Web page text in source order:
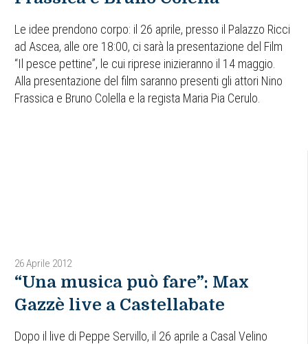
Le idee prendono corpo: il 26 aprile, presso il Palazzo Ricci
ad Ascea, alle ore 18:00, ci sarà la presentazione del Film
“Il pesce pettine”, le cui riprese inizieranno il 14 maggio.
Alla presentazione del film saranno presenti gli attori Nino
Frassica e Bruno Colella e la regista Maria Pia Cerulo.
26 Aprile 2012
“Una musica può fare”: Max
Gazzè live a Castellabate
Dopo il live di Peppe Servillo, il 26 aprile a Casal Velino